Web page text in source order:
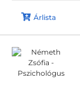
Árlista